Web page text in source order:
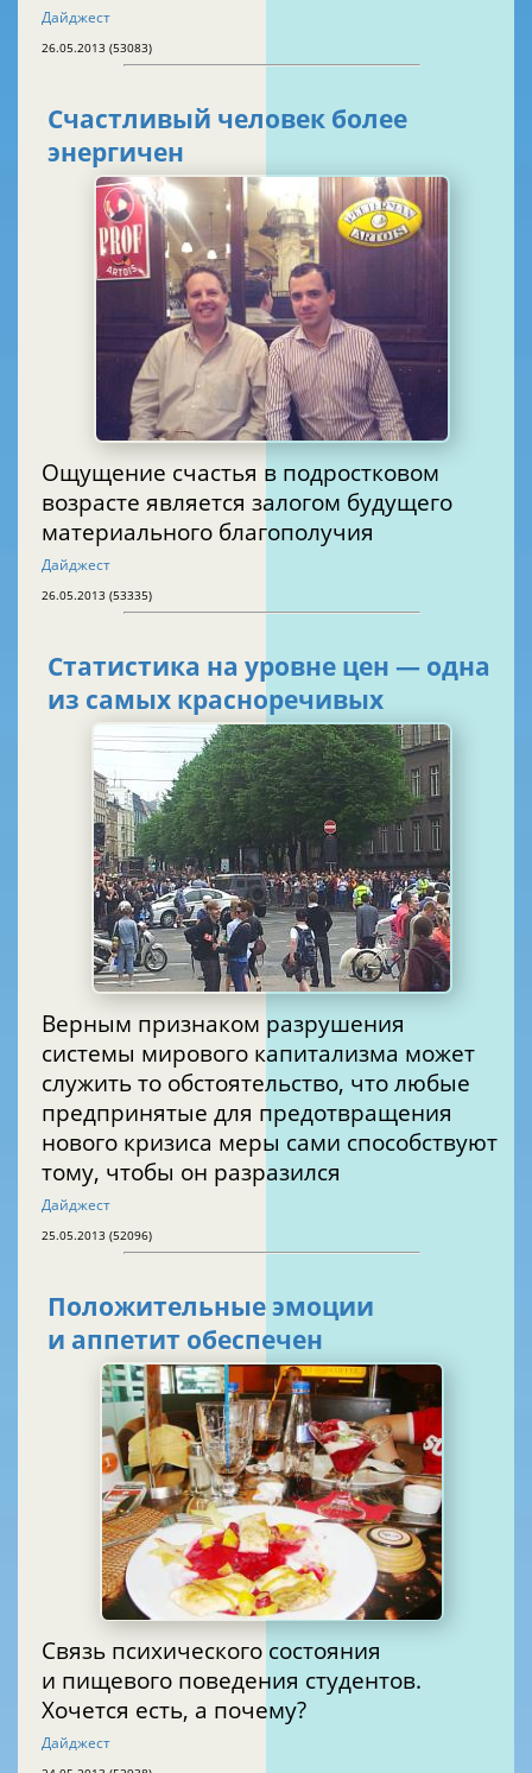
Дайджест
26.05.2013 (53083)
Счастливый человек более
энергичен
Ощущение счастья в подростковом
возрасте является залогом будущего
материального благополучия
Дайджест
26.05.2013 (53335)
Статистика на уровне цен — одна
из самых красноречивых
Верным признаком разрушения
системы мирового капитализма может
служить то обстоятельство, что любые
предпринятые для предотвращения
нового кризиса меры сами способствуют
тому, чтобы он разразился
Дайджест
25.05.2013 (52096)
Положительные эмоции
и аппетит обеспечен
Связь психического состояния
и пищевого поведения студентов.
Хочется есть, а почему?
Дайджест